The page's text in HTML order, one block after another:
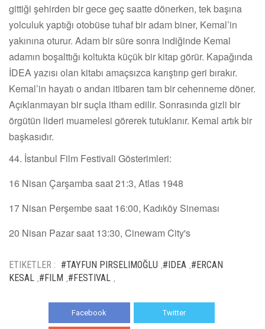
gittiği şehirden bir gece geç saatte dönerken, tek başına
yolculuk yaptığı otobüse tuhaf bir adam biner, Kemal’in
yakınına oturur. Adam bir süre sonra indiğinde Kemal
adamın boşalttığı koltukta küçük bir kitap görür. Kapağında
İDEA yazısı olan kitabı amaçsızca karıştırıp geri bırakır.
Kemal’in hayatı o andan itibaren tam bir cehenneme döner.
Açıklanmayan bir suçla itham edilir. Sonrasında gizli bir
örgütün lideri muamelesi görerek tutuklanır. Kemal artık bir
başkasıdır.
44. İstanbul Film Festivali Gösterimleri:
16 Nisan Çarşamba saat 21:3, Atlas 1948
17 Nisan Perşembe saat 16:00, Kadıköy Sineması
20 Nisan Pazar saat 13:30, Cinewam City's
ETIKETLER : #TAYFUN PIRSELIMOĞLU #IDEA #ERCAN
KESAL #FILM #FESTIVAL
Facebook Twitter